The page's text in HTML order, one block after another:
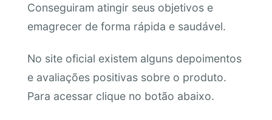
Conseguiram atingir seus objetivos e
emagrecer de forma rápida e saudável.
No site oficial existem alguns depoimentos
e avaliações positivas sobre o produto.
Para acessar clique no botão abaixo.